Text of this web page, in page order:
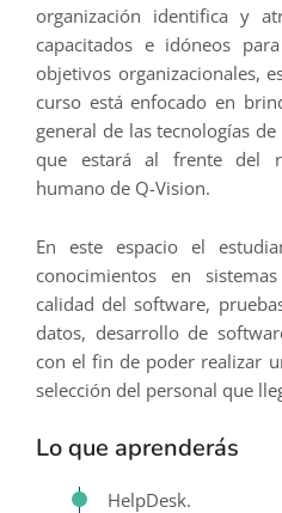
organización identifica y
capacitados e idóneos
objetivos organizacionales,
curso está enfocado en
general de las tecnologías
que estará al frente del
humano de Q-Vision.
En este espacio el
conocimientos en
calidad del software,
datos, desarrollo de
con el fin de poder realizar
selección del personal que
Lo que aprenderás
HelpDesk.